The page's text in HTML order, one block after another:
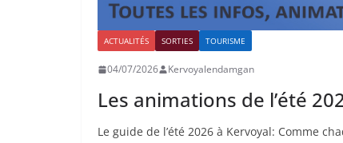
ACTUALITÉS SORTIES TOURISME
04/07/2026 Kervoyalendamgan
Les animations de l’été
Le guide de l’été 2026 à Kervoyal: Comme